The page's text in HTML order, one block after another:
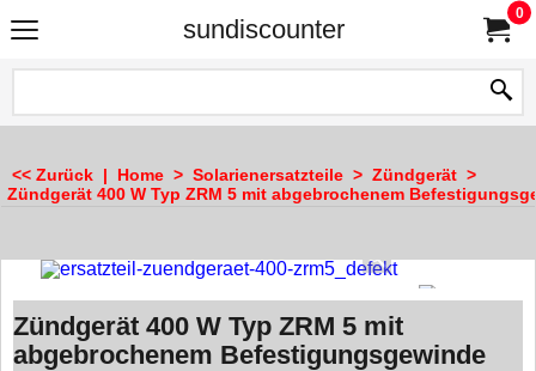
sundiscounter
0
<< Zurück | Home > Solarienersatzteile > Zündgerät >
Zündgerät 400 W Typ ZRM 5 mit abgebrochenem
Zündgerät 400 W Typ ZRM 5 mit
abgebrochenem Befestigungsgewinde